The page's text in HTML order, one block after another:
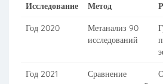
Исследование Метод
Год 2020
Метанализ 90
исследований
Год 2021
Сравнение